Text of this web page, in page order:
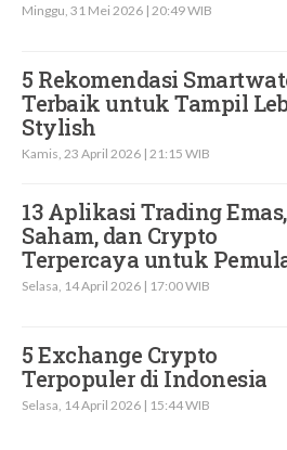
Minggu, 31 Mei 2026 | 20:49 WIB
5 Rekomendasi
Terbaik untuk Tampil
Stylish
Kamis, 23 April 2026 | 21:15 WIB
13 Aplikasi Trading Emas,
Saham, dan Crypto
Terpercaya untuk
Selasa, 14 April 2026 | 17:00 WIB
5 Exchange Crypto
Terpopuler di Indonesia
Selasa, 14 April 2026 | 15:44 WIB